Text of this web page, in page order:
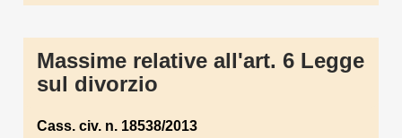
Massime relative all'art. 6 Legge
sul divorzio
Cass. civ. n. 18538/2013